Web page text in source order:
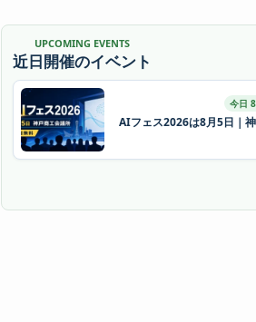
UPCOMING EVENTS
近日開催のイベント
今日
AIフェス2026は8月5日｜